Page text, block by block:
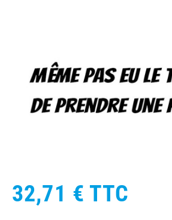
32,71 € TTC